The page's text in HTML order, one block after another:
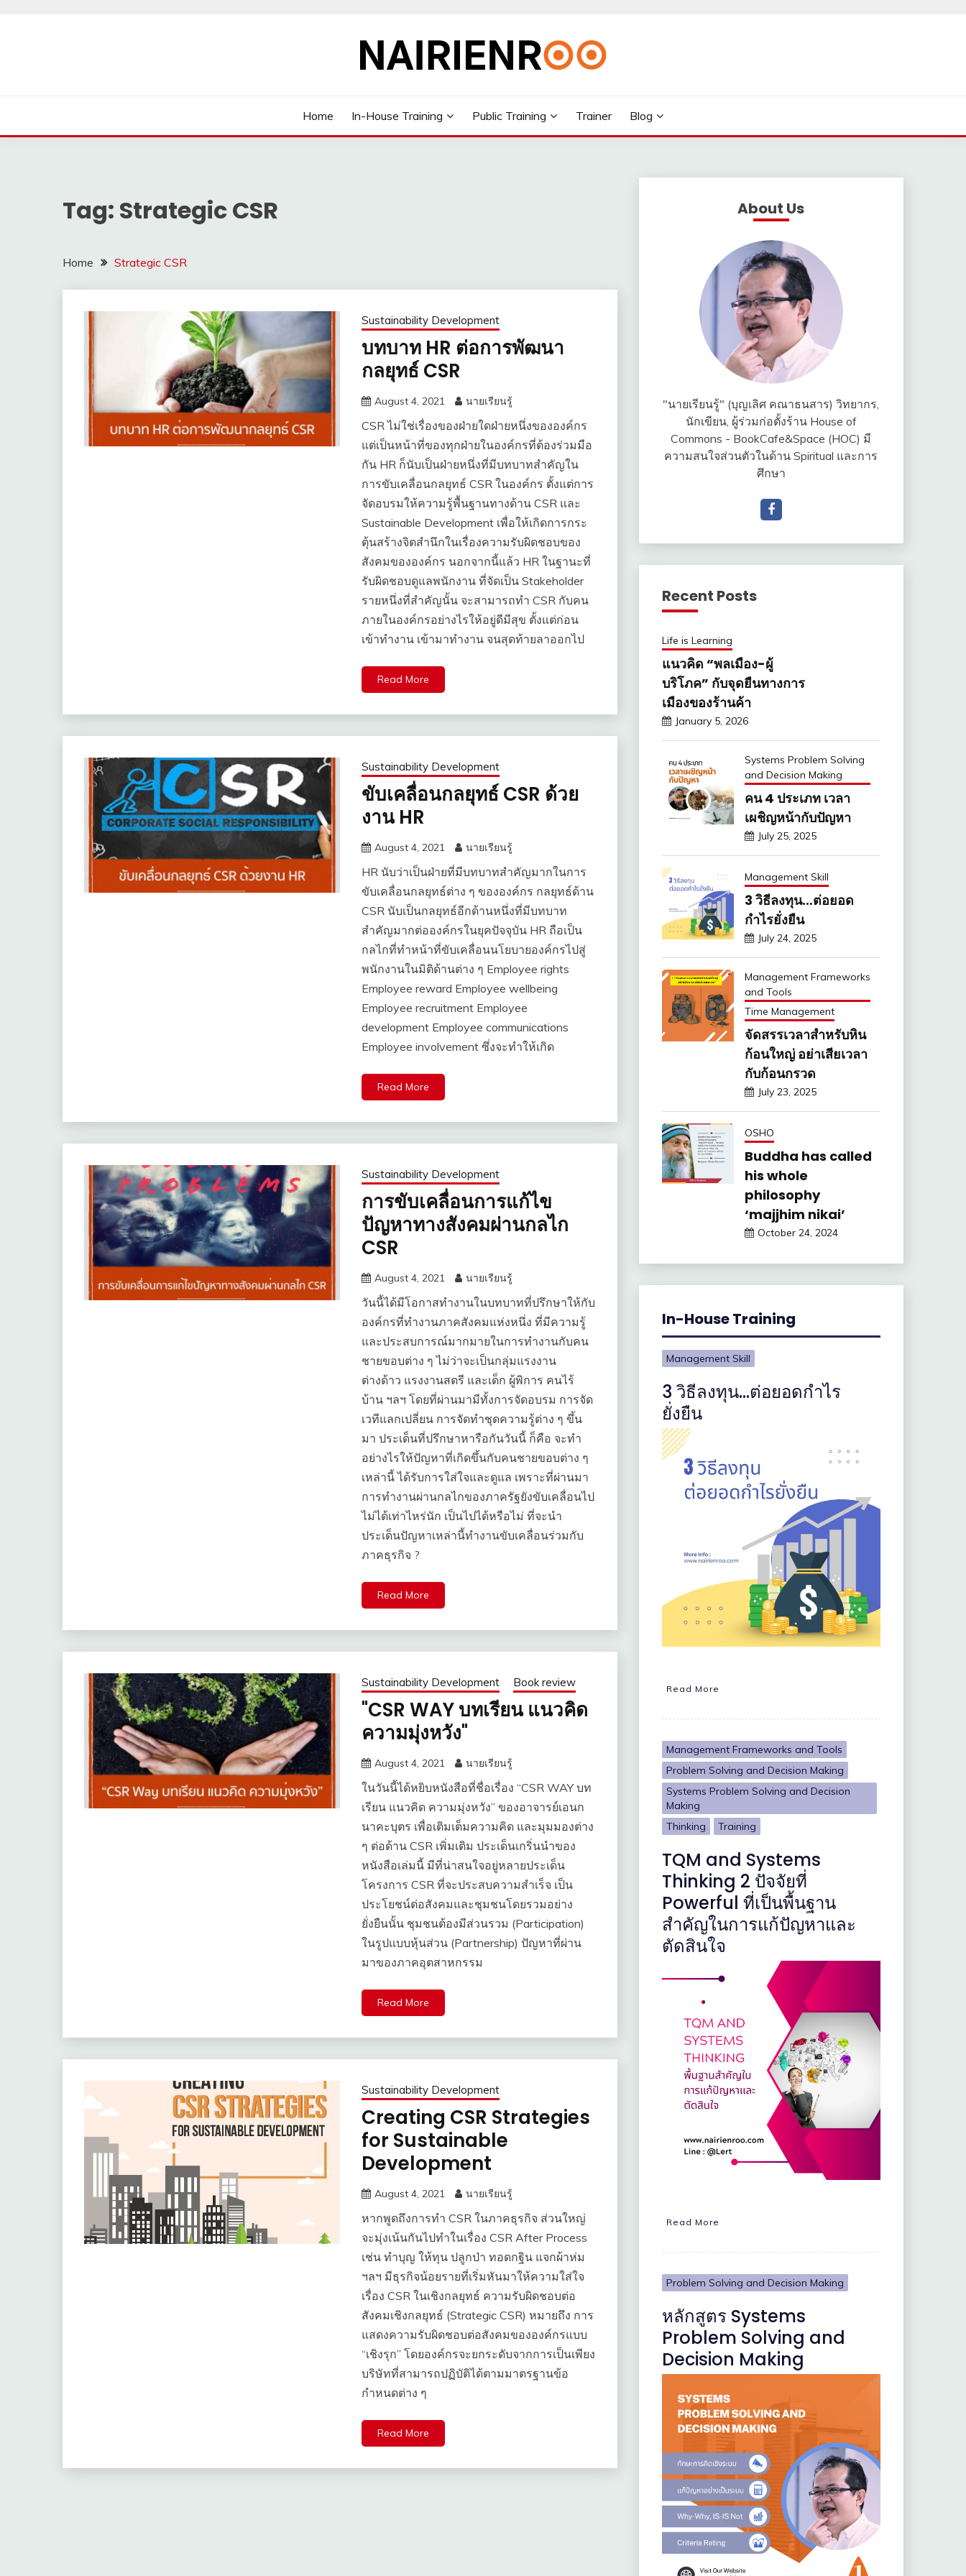
Home In-House Training Public Training Trainer Blog
Tag: Strategic CSR
Home Strategic CSR
Sustainability Development
บทบาท HR ต่อการพัฒนา
กลยุทธ์ CSR
August 4, 2021 นายเรียนรู้
CSR ไม่ใช่เรื่องของฝ่ายใดฝ่ายหนึ่งขององค์กร
แต่เป็นหน้าที่ของทุกฝ่ายในองค์กรที่ต้องร่วมมือ
กัน HR ก็นับเป็นฝ่ายหนึ่งที่มีบทบาทสำคัญใน
การขับเคลื่อนกลยุทธ์ CSR ในองค์กร ตั้งแต่การ
จัดอบรมให้ความรู้พื้นฐานทางด้าน CSR และ
Sustainable Development เพื่อให้เกิดการกระ
ตุ้นสร้างจิตสำนึกในเรื่องความรับผิดชอบของ
สังคมขององค์กร นอกจากนี้แล้ว HR ในฐานะที่
รับผิดชอบดูแลพนักงาน ที่จัดเป็น Stakeholder
รายหนึ่งที่สำคัญนั้น จะสามารถทำ CSR กับคน
ภายในองค์กรอย่างไรให้อยู่ดีมีสุข ตั้งแต่ก่อน
เข้าทำงาน เข้ามาทำงาน จนสุดท้ายลาออกไป
Read More
Sustainability Development
ขับเคลื่อนกลยุทธ์ CSR ด้วย
งาน HR
August 4, 2021 นายเรียนรู้
HR นับว่าเป็นฝ่ายที่มีบทบาทสำคัญมากในการ
ขับเคลื่อนกลยุทธ์ต่าง ๆ ขององค์กร กลยุทธ์ด้าน
CSR นับเป็นกลยุทธ์อีกด้านหนึ่งที่มีบทบาท
สำคัญมากต่อองค์กรในยุคปัจจุบัน HR ถือเป็น
กลไกที่ทำหน้าที่ขับเคลื่อนนโยบายองค์กรไปสู่
พนักงานในมิติด้านต่าง ๆ Employee rights
Employee reward Employee wellbeing
Employee recruitment Employee
development Employee communications
Employee involvement ซึ่งจะทำให้เกิด
Read More
Sustainability Development
การขับเคลื่อนการแก้ไข
ปัญหาทางสังคมผ่านกลไก
CSR
August 4, 2021 นายเรียนรู้
วันนี้ได้มีโอกาสทำงานในบทบาทที่ปรึกษาให้กับ
องค์กรที่ทำงานภาคสังคมแห่งหนึ่ง ที่มีความรู้
และประสบการณ์มากมายในการทำงานกับคน
ชายขอบต่าง ๆ ไม่ว่าจะเป็นกลุ่มแรงงาน
ต่างด้าว แรงงานสตรี และเด็ก ผู้พิการ คนไร้
บ้าน ฯลฯ โดยที่ผ่านมามีทั้งการจัดอบรม การจัด
เวทีแลกเปลี่ยน การจัดทำชุดความรู้ต่าง ๆ ขึ้น
มา ประเด็นที่ปรึกษาหารือกันวันนี้ ก็คือ จะทำ
อย่างไรให้ปัญหาที่เกิดขึ้นกับคนชายขอบต่าง ๆ
เหล่านี้ ได้รับการใส่ใจและดูแล เพราะที่ผ่านมา
การทำงานผ่านกลไกของภาครัฐยังขับเคลื่อนไป
ไม่ได้เท่าไหร่นัก เป็นไปได้หรือไม่ ที่จะนำ
ประเด็นปัญหาเหล่านี้ทำงานขับเคลื่อนร่วมกับ
ภาคธุรกิจ ?
Read More
Sustainability Development Book review
"CSR WAY บทเรียน แนวคิด
ความมุ่งหวัง"
August 4, 2021 นายเรียนรู้
ในวันนี้ได้หยิบหนังสือที่ชื่อเรื่อง “CSR WAY บท
เรียน แนวคิด ความมุ่งหวัง” ของอาจารย์เอนก
นาคะบุตร เพื่อเติมเต็มความคิด และมุมมองต่าง
ๆ ต่อด้าน CSR เพิ่มเติม ประเด็นเกริ่นนำของ
หนังสือเล่มนี้ มีที่น่าสนใจอยู่หลายประเด็น
โครงการ CSR ที่จะประสบความสำเร็จ เป็น
ประโยชน์ต่อสังคมและชุมชนโดยรวมอย่าง
ยั่งยืนนั้น ชุมชนต้องมีส่วนรวม (Participation)
ในรูปแบบหุ้นส่วน (Partnership) ปัญหาที่ผ่าน
มาของภาคอุตสาหกรรม
Read More
Sustainability Development
Creating CSR Strategies
for Sustainable
Development
August 4, 2021 นายเรียนรู้
หากพูดถึงการทำ CSR ในภาคธุรกิจ ส่วนใหญ่
จะมุ่งเน้นกันไปทำในเรื่อง CSR After Process
เช่น ทำบุญ ให้ทุน ปลูกป่า ทอดกฐิน แจกผ้าห่ม
ฯลฯ มีธุรกิจน้อยรายที่เริ่มหันมาให้ความใส่ใจ
เรื่อง CSR ในเชิงกลยุทธ์ ความรับผิดชอบต่อ
สังคมเชิงกลยุทธ์ (Strategic CSR) หมายถึง การ
แสดงความรับผิดชอบต่อสังคมขององค์กรแบบ
“เชิงรุก” โดยองค์กรจะยกระดับจากการเป็นเพียง
บริษัทที่สามารถปฏิบัติได้ตามมาตรฐานข้อ
กำหนดต่าง ๆ
Read More
About Us
"นายเรียนรู้" (บุญเลิศ คณาธนสาร) วิทยากร,
นักเขียน, ผู้ร่วมก่อตั้งร้าน House of
Commons - BookCafe&Space (HOC) มี
ความสนใจส่วนตัวในด้าน Spiritual และการ
ศึกษา
Recent Posts
Life is Learning
แนวคิด “พลเมือง-ผู้
บริโภค” กับจุดยืนทางการ
เมืองของร้านค้า
January 5, 2026
Systems Problem Solving
and Decision Making
คน 4 ประเภท เวลา
เผชิญหน้ากับปัญหา
July 25, 2025
Management Skill
3 วิธีลงทุน…ต่อยอด
กำไรยั่งยืน
July 24, 2025
Management Frameworks
and Tools
Time Management
จัดสรรเวลาสำหรับหิน
ก้อนใหญ่ อย่าเสียเวลา
กับก้อนกรวด
July 23, 2025
OSHO
Buddha has called
his whole
philosophy
‘majjhim nikai’
October 24, 2024
In-House Training
Management Skill
3 วิธีลงทุน…ต่อยอดกำไร
ยั่งยืน
Read More
Management Frameworks and Tools
Problem Solving and Decision Making
Systems Problem Solving and Decision
Making
Thinking
Training
TQM and Systems
Thinking 2 ปัจจัยที่
Powerful ที่เป็นพื้นฐาน
สำคัญในการแก้ปัญหาและ
ตัดสินใจ
Read More
Problem Solving and Decision Making
หลักสูตร Systems
Problem Solving and
Decision Making